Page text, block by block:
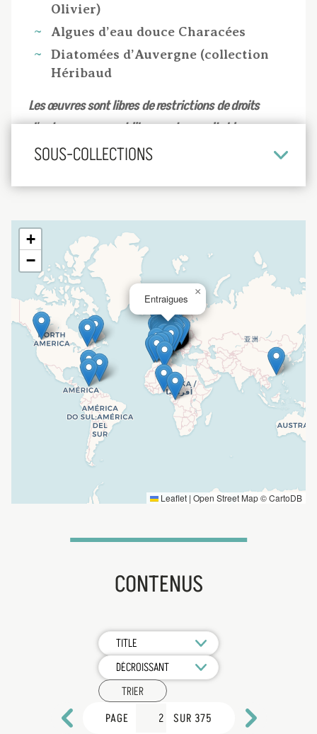
Olivier)
Algues d’eau douce Characées
Diatomées d’Auvergne (collection
Héribaud
Les œuvres sont libres de restrictions de droits
d'auteur connues et librement consultables.
SOUS-COLLECTIONS
Entraigues
×
+
−
Leaflet | Open Street Map ©CartoDB
CONTENUS
TRIER
PAGE
SUR 375